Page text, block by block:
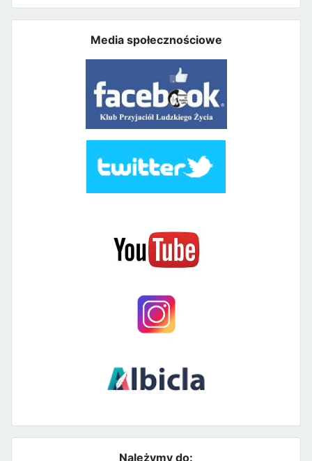
Media społecznościowe
Należymy do: